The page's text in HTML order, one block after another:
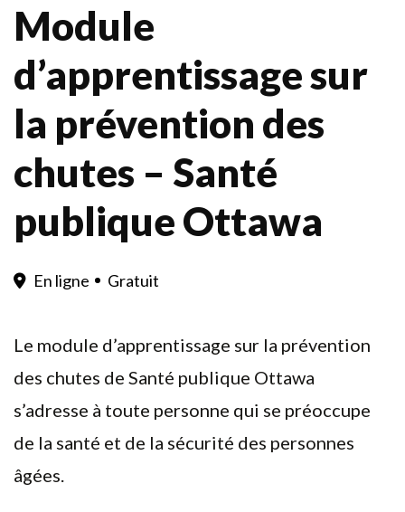
Module
d’apprentissage sur
la prévention des
chutes – Santé
publique Ottawa
En ligne Gratuit
Le module d’apprentissage sur la prévention
des chutes de Santé publique Ottawa
s’adresse à toute personne qui se préoccupe
de la santé et de la sécurité des personnes
âgées.